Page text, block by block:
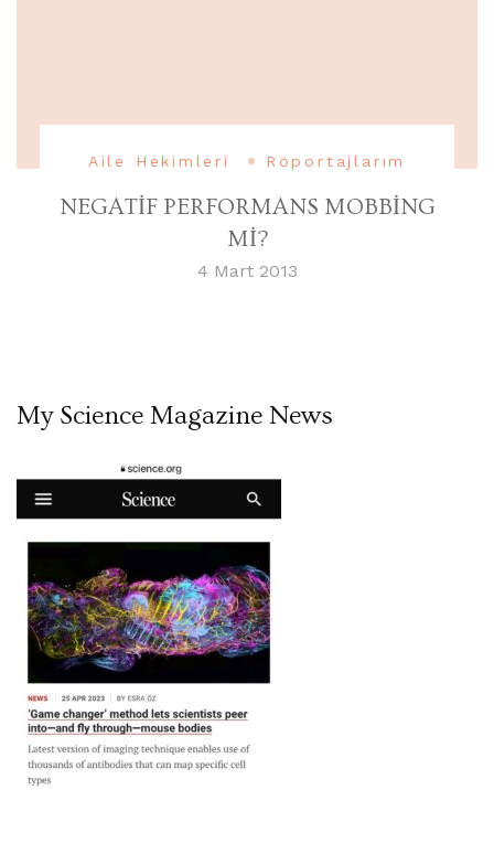
Aile Hekimleri Röportajlarım
NEGATİF PERFORMANS MOBBİNG
Mİ?
4 Mart 2013
My Science Magazine News